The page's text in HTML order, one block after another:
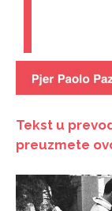
Tekst u
preuzmete